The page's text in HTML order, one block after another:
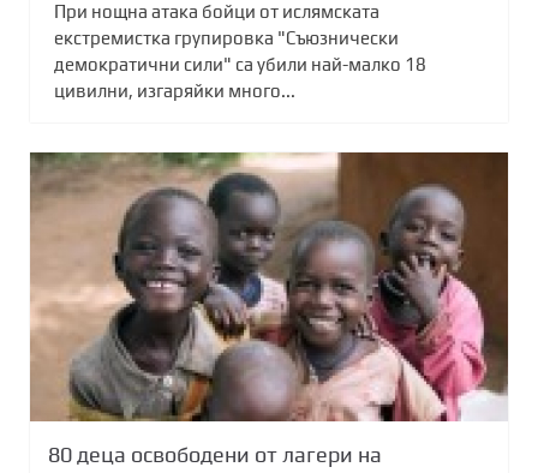
При нощна атака бойци от ислямската
екстремистка групировка "Съюзнически
демократични сили" са убили най-малко 18
цивилни, изгаряйки много...
80 деца освободени от лагери на